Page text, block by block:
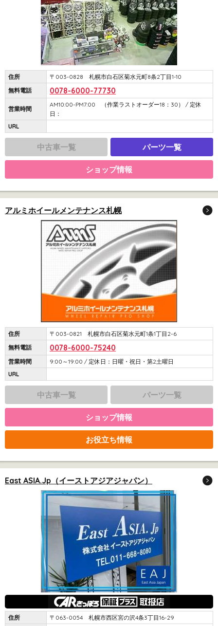
住所
〒003-0828 札幌市白石区菊水元町8条2丁目1-10
無料電話
0078-6000-77730
営業時間
AM10:00-PM7:00 （作業ラストオーダー18：30） / 定休
日：
URL
中古車一覧 パーツ一覧
ショップ情報
アルミホイールメンテナンス札幌
住所
〒003-0821 札幌市白石区菊水元町1条1丁目2-6
無料電話
0078-6000-75240
営業時間
9:00～19:00 / 定休日：日曜・祝日・第2土曜日
URL
中古車一覧 パーツ一覧
ショップ情報
お役立ち情報
East ASIA.Jp（イーストアジアジャパン）
住所
〒063-0054 札幌市西区宮の沢4条3丁目16-29